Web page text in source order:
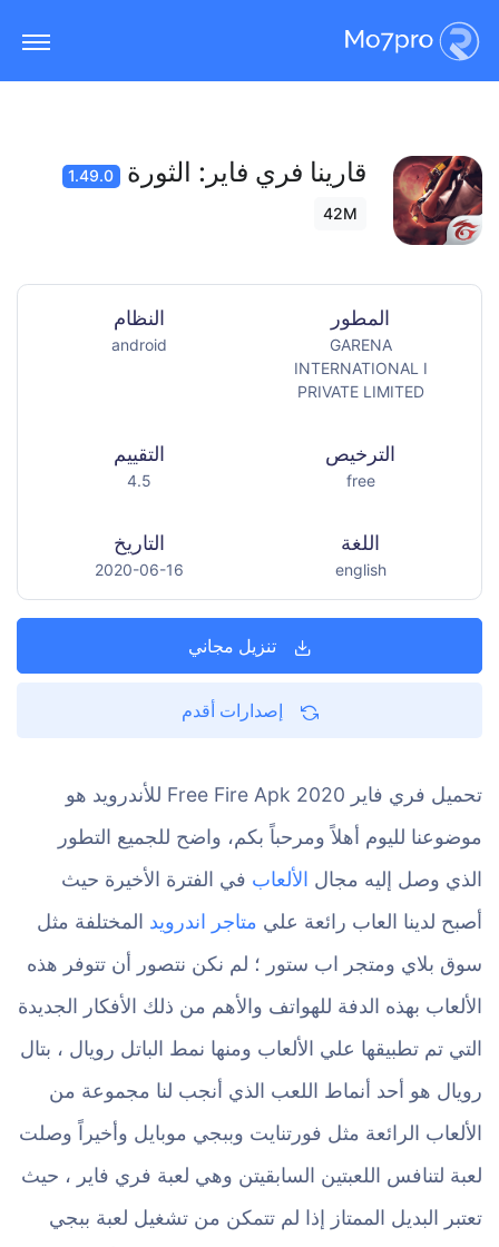
قارينا فري فاير: الثورة
1.49.0
42M
المطور
GARENA
INTERNATIONAL I
PRIVATE LIMITED
النظام
android
الترخيص
free
التقييم
4.5
اللغة
english
التاريخ
2020-06-16
تنزيل مجاني
إصدارات أقدم
تحميل فري فاير 2020 Free Fire Apk للأندرويد هو
موضوعنا لليوم أهلاً ومرحباً بكم، واضح للجميع التطور
الذي وصل إليه مجال الألعاب في الفترة الأخيرة حيث
أصبح لدينا العاب رائعة علي متاجر اندرويد المختلفة مثل
سوق بلاي ومتجر اب ستور ؛ لم نكن نتصور أن تتوفر هذه
الألعاب بهذه الدفة للهواتف والأهم من ذلك الأفكار الجديدة
التي تم تطبيقها علي الألعاب ومنها نمط الباتل رويال ، بتال
رويال هو أحد أنماط اللعب الذي أنجب لنا مجموعة من
الألعاب الرائعة مثل فورتنايت وببجي موبايل وأخيراً وصلت
لعبة لتنافس اللعبتين السابقيتن وهي لعبة فري فاير ، حيث
تعتبر البديل الممتاز إذا لم تتمكن من تشغيل لعبة ببجي